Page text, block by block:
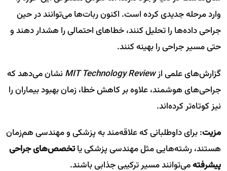
وارد مرحله جدیدی کرده است. اکنون ربات‌ها می‌توانند در حین
جراحی داده‌ها را تحلیل کنند، خطاهای احتمالی را هشدار دهند و
حتی مسیر جراحی را بهینه کنند.
گزارش‌های علمی ازMIT Technology Reviewنشان می‌دهد که
جراحی‌های هوشمند، علاوه بر کاهش خطا، زمان بهبود بیماران را
نیز کوتاه‌تر کرده‌اند.
مزیت: برای داوطلبانی که علاقه‌مند به پزشکی و مهندسی هم‌زمان
هستند، رشته‌هایی مثل مهندسی پزشکی یاتخصص‌های جراحی
پیشرفتهمی‌توانند مسیر ترکیبی جذابی باشند.